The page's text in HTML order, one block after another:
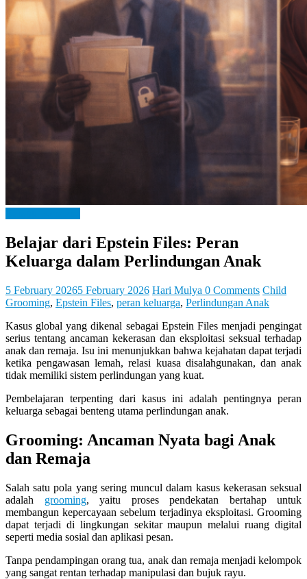
You
Feel
It
Belajar dari Epstein Files: Peran
Keluarga dalam Perlindungan Anak
5 February 20265 February 2026 Hari Mulya 0 Comments Child
Grooming, Epstein Files, peran keluarga, Perlindungan Anak
Kasus global yang dikenal sebagai Epstein Files menjadi pengingat
serius tentang ancaman kekerasan dan eksploitasi seksual terhadap
anak dan remaja. Isu ini menunjukkan bahwa kejahatan dapat terjadi
ketika pengawasan lemah, relasi kuasa disalahgunakan, dan anak
tidak memiliki sistem perlindungan yang kuat.
Pembelajaran terpenting dari kasus ini adalah pentingnya peran
keluarga sebagai benteng utama perlindungan anak.
Grooming: Ancaman Nyata bagi Anak
dan Remaja
Salah satu pola yang sering muncul dalam kasus kekerasan seksual
adalah grooming, yaitu proses pendekatan bertahap untuk
membangun kepercayaan sebelum terjadinya eksploitasi. Grooming
dapat terjadi di lingkungan sekitar maupun melalui ruang digital
seperti media sosial dan aplikasi pesan.
Tanpa pendampingan orang tua, anak dan remaja menjadi kelompok
yang sangat rentan terhadap manipulasi dan bujuk rayu.